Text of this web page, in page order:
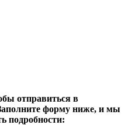
отправиться в
форму ниже, и мы
подробности: